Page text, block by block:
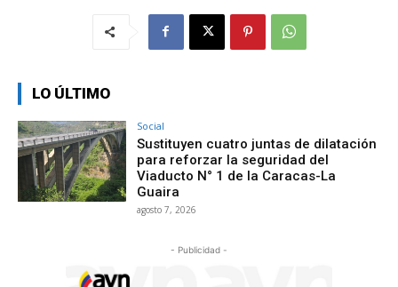
LO ÚLTIMO
Social
Sustituyen cuatro juntas de dilatación
para reforzar la seguridad del
Viaducto N° 1 de la Caracas-La
Guaira
agosto 7, 2026
- Publicidad -